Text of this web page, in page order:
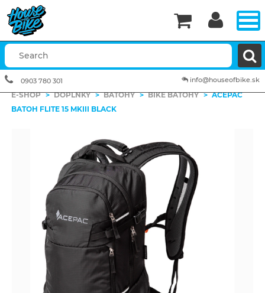
E-SHOP > DOPLNKY > BATOHY > BIKE BATOHY > ACEPAC
BATOH FLITE 15 MKIII BLACK


info@houseofbike.sk
0903 780 301